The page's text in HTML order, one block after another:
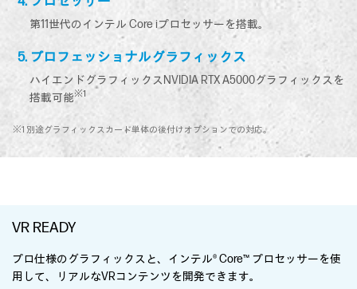
第11世代のインテル Core iプロセッサーを搭載。
プロフェッショナルグラフィックス
ハイエンドグラフィックスNVIDIA RTX A5000グラフィックスを
搭載可能※1
※1 別途グラフィックスカード単体の後付けオプションでの対応。
VR READY
プロ仕様のグラフィックスと、インテル® Core™ プロセッサーを使
用して、リアルなVRコンテンツを開発できます。